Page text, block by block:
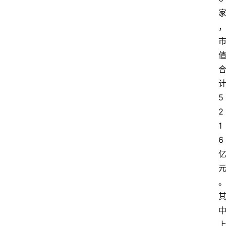
家
，
市
值
合
计
5
2
1
6
亿
元
。
其
中